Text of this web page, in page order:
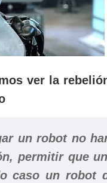
ver la
un robot no
permitir que
caso un robot